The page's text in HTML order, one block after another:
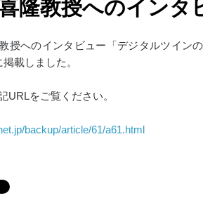
隆教授へのイン
授へのインタビュー「デジタルツイン
載しました。
URLをご覧ください。
backup/article/61/a61.html